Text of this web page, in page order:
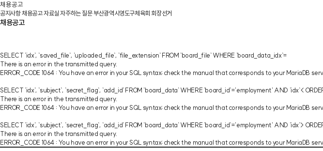
채용공고
공지사항채용공고자료실 자주하는 질문부산광역시영도구체육회 회장선거
채용공고
SELECT `idx`, `saved_file`, `uploaded_file`, `file_extension` FROM `board_file` WHERE `board_data_idx`=
There is an error in the transmitted query.
ERROR_CODE 1064 : You have an error in your SQL syntax; check the manual that corresponds to your MariaDB
SELECT `idx`, `subject`, `secret_flag`, `add_id` FROM `board_data` WHERE `board_id`='employment' AND `idx`<
There is an error in the transmitted query.
ERROR_CODE 1064 : You have an error in your SQL syntax; check the manual that corresponds to your MariaDB
SELECT `idx`, `subject`, `secret_flag`, `add_id` FROM `board_data` WHERE `board_id`='employment' AND `idx`>
There is an error in the transmitted query.
ERROR_CODE 1064 : You have an error in your SQL syntax; check the manual that corresponds to your MariaDB